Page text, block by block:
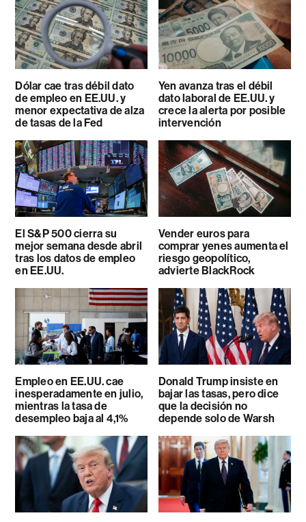
Dólar cae tras débil dato
de empleo en EE.UU. y
menor expectativa de alza
de tasas de la Fed
Yen avanza tras el débil
dato laboral de EE.UU. y
crece la alerta por posible
intervención
El S&P 500 cierra su
mejor semana desde abril
tras los datos de empleo
en EE.UU.
Vender euros para
comprar yenes aumenta el
riesgo geopolítico,
advierte BlackRock
Empleo en EE.UU. cae
inesperadamente en julio,
mientras la tasa de
desempleo baja al 4,1%
Donald Trump insiste en
bajar las tasas, pero dice
que la decisión no
depende solo de Warsh